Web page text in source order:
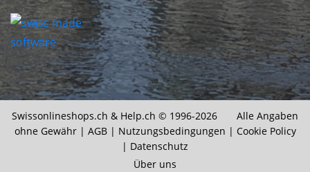
Swissonlineshops.ch & Help.ch © 1996-2026 Alle Angaben
ohne Gewähr | AGB| Nutzungsbedingungen | Cookie Policy
| Datenschutz
Über uns